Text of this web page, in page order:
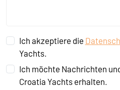
Ich akzeptiere die
Yachts.
Ich möchte Nachrichten
Croatia Yachts erhalten.